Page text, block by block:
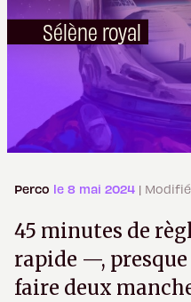
Sélène royal
Perco le 8 mai 2024 |
45 minutes de
rapide —,
faire deux